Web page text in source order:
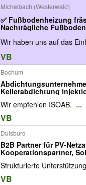
Michelbach (Westerwald)
✅ Fußbodenheizung
Nachträgliche
einfräsen ✅
nachrüsten
Wir haben uns auf das
VB
Bochum
Kellerabdichtung
Mauertrocknung
Wir empfehlen ISOAB. ...
VB
Duisburg
B2B Partner für PV-
Kooperationspartner,
Betriebe, Netzbetreiber-
PV-Anmeldeservice,
Abwicklung
Strukturierte
VB